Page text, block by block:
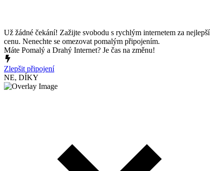
Už žádné čekání! Zažijte svobodu s rychlým internetem za nejlepší
cenu. Nenechte se omezovat pomalým připojením.
Máte Pomalý a Drahý Internet? Je čas na změnu!
Zlepšit připojení
NE, DÍKY